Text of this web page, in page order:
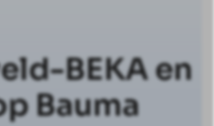
BEKA en
Bauma